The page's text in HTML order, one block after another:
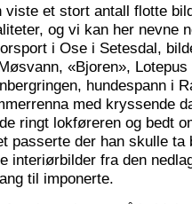
viste et stort antall flotte
og vi kan her nevne
i Ose i Setesdal,
«Bjoren»,
hundespann i
med kryssende
ringt lokføreren og bedt
passerte der han skulle
interiørbilder fra den
til imponerte.